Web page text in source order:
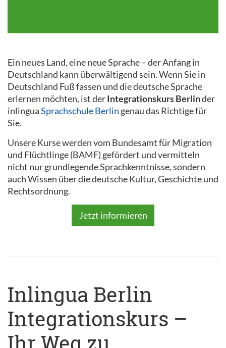
Ein neues Land, eine neue Sprache – der Anfang in
Deutschland kann überwältigend sein. Wenn Sie in
Deutschland Fuß fassen und die deutsche Sprache
erlernen möchten, ist derIntegrationskurs Berlinder
inlinguaSprachschule Berlin genau das Richtige für
Sie.
Unsere Kurse werden vom Bundesamt für Migration
und Flüchtlinge (BAMF) gefördert und vermitteln
nicht nur grundlegende Sprachkenntnisse, sondern
auch Wissen über die deutsche Kultur, Geschichte und
Rechtsordnung.
Jetzt informieren
Inlingua Berlin
Integrationskurs –
Ihr Weg zu